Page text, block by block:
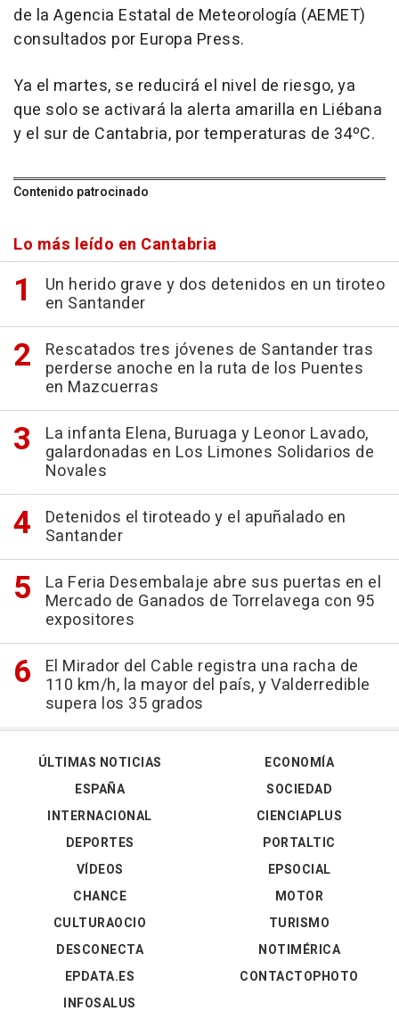
de la Agencia Estatal de Meteorología (AEMET)
consultados por Europa Press.
Ya el martes, se reducirá el nivel de riesgo, ya
que solo se activará la alerta amarilla en Liébana
y el sur de Cantabria, por temperaturas de 34ºC.
Contenido patrocinado
Lo más leído en Cantabria
Un herido grave y dos detenidos en un tiroteo
en Santander
Rescatados tres jóvenes de Santander tras
perderse anoche en la ruta de los Puentes
en Mazcuerras
La infanta Elena, Buruaga y Leonor Lavado,
galardonadas en Los Limones Solidarios de
Novales
Detenidos el tiroteado y el apuñalado en
Santander
La Feria Desembalaje abre sus puertas en el
Mercado de Ganados de Torrelavega con 95
expositores
El Mirador del Cable registra una racha de
110 km/h, la mayor del país, y Valderredible
supera los 35 grados
ÚLTIMAS NOTICIAS
ESPAÑA
INTERNACIONAL
DEPORTES
VÍDEOS
ECONOMÍA
SOCIEDAD
CIENCIAPLUS
PORTALTIC
EPSOCIAL
CHANCE
CULTURAOCIO
DESCONECTA
EPDATA.ES
INFOSALUS
MOTOR
TURISMO
NOTIMÉRICA
CONTACTOPHOTO